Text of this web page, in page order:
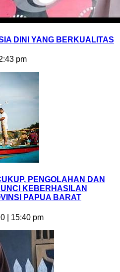
DINI YANG BERKUALITAS
pm
PENGOLAHAN DAN
KEBERHASILAN
PAPUA BARAT
| 15:40 pm